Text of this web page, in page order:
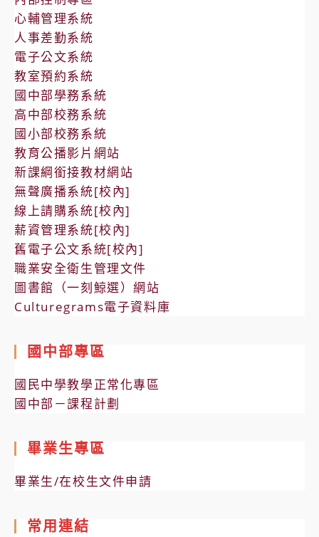
心輔管理系統
人事差勤系統
電子公文系統
教室預約系統
國中部學務系統
高中部校務系統
國小部校務系統
教育公播影片網站
新課綱銜接教材網站
無聲廣播系統[校內]
線上請購系統[校內]
薪資管理系統[校內]
舊電子公文系統[校內]
職業安全衛生管理文件
圖書館（一刻鯨選）網站
Culturegrams電子資料庫
國中部專區
國民中學教學正常化專區
國中部－課程計劃
畢業生專區
畢業生/在校生文件申請
常用連結